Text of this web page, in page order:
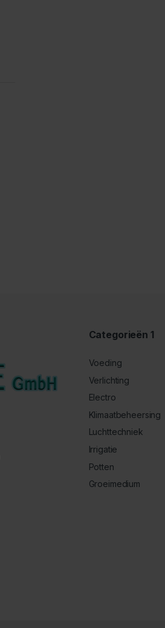
Categorieën 1
Voeding
Verlichting
Electro
Klimaatbeheersing
Luchttechniek
Irrigatie
Potten
Groeimedium